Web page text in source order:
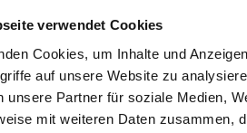
verwendet Cookies
Cookies, um Inhalte und
auf unsere Website zu
unsere Partner für soziale Medien,
mit weiteren Daten zusammen,